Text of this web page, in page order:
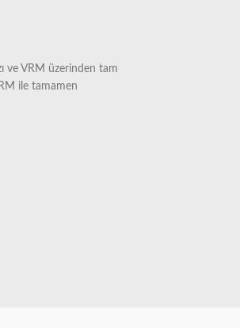
ve VRM üzerinden tam
ile tamamen